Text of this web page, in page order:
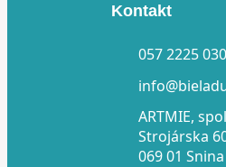
Kontakt
057 2225 030
ARTMIE,
Strojárska
069 01 Snina